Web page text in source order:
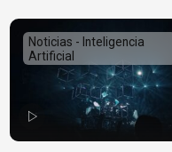
Noticias - Inteligencia
Artificial